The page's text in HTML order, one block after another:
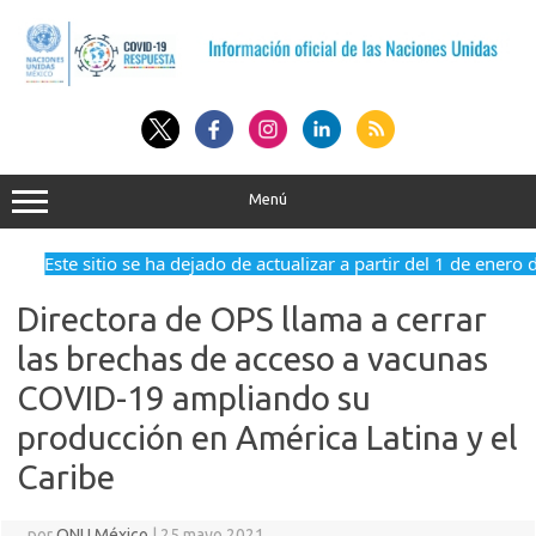
contenido
Menú
Este sitio se ha dejado de actualizar a partir del 1 de enero
Directora de OPS llama a cerrar
las brechas de acceso a vacunas
COVID-19 ampliando su
producción en América Latina y el
Caribe